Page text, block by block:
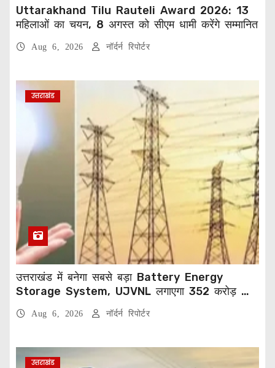
Uttarakhand Tilu Rauteli Award 2026: 13
महिलाओं का चयन, 8 अगस्त को सीएम धामी करेंगे सम्मानित
Aug 6, 2026 नॉर्दर्न रिपोर्टर
उत्तराखंड
उत्तराखंड में बनेगा सबसे बड़ा Battery Energy
Storage System, UJVNL लगाएगा 352 करोड़ का
Aug 6, 2026 नॉर्दर्न रिपोर्टर
उत्तराखंड